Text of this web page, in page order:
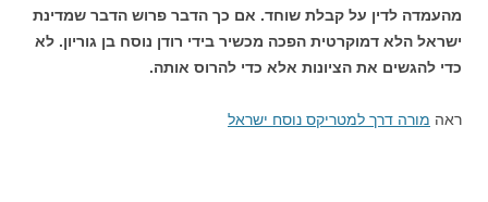
מהעמדה לדין על קבלת שוחד. אם כך הדבר פרוש הדבר שמדינת
ישראל הלא דמוקרטית הפכה מכשיר בידי רודן נוסח בן גוריון. לא
כדי להגשים את הציונות אלא כדי להרוס אותה.
ראה מורה דרך למטריקס נוסח ישראל